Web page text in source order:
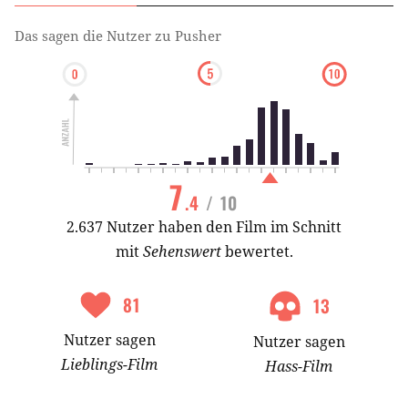
Das sagen die Nutzer zu Pusher
7.4 / 10
2.637 Nutzer haben den Film im Schnitt
mitSehenswertbewertet.
81
Nutzersagen
Lieblings-Film
13
Nutzersagen
Hass-Film